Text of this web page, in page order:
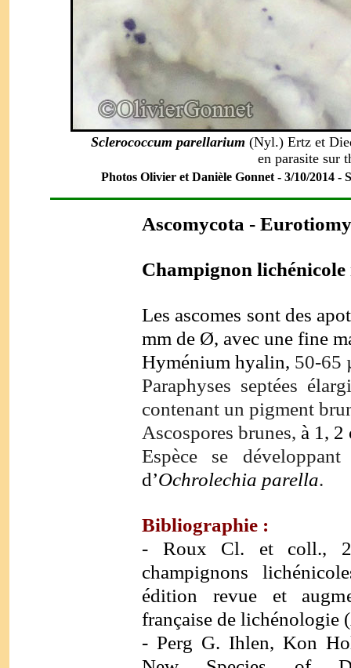
Sclerococcum parellarium (Nyl.) Ertz et
en parasite sur
Photos Olivier et Danièle Gonnet - 3/10/2014
Ascomycota -
Champignon lichénicole
Les ascomes sont des
mm de Ø, avec une fine
Hyménium hyalin, 50-65
Paraphyses septées
contenant un pigment
Ascospores brunes, à 1,
Espèce se
d’Ochrolechia parella.
Bibliographie :
- Roux Cl. et coll.,
champignons
édition revue et
française de lichénologie
- Perg G. Ihlen, Kon